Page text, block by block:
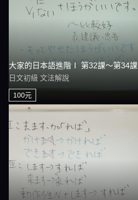
大家的日本語進階Ⅰ 第32課～第34課
日文初級 文法解說
100元